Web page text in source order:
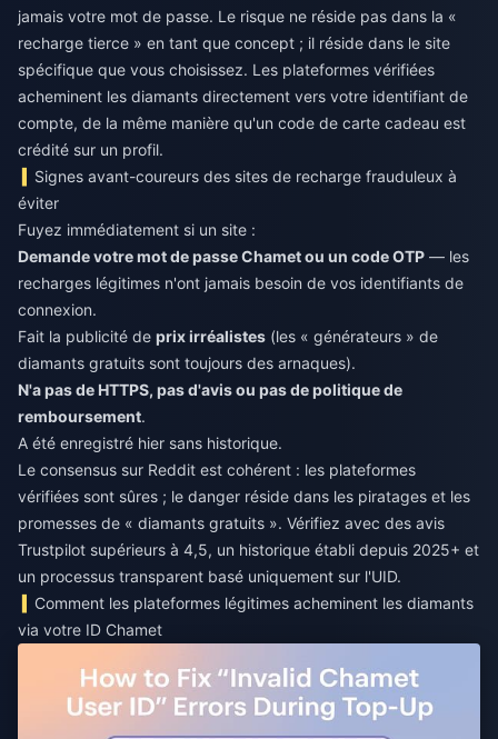
jamais votre mot de passe. Le risque ne réside pas dans la «
recharge tierce » en tant que concept ; il réside dans le site
spécifique que vous choisissez. Les plateformes vérifiées
acheminent les diamants directement vers votre identifiant de
compte, de la même manière qu'un code de carte cadeau est
crédité sur un profil.
Signes avant-coureurs des sites de recharge frauduleux à
éviter
Fuyez immédiatement si un site :
Demande votre mot de passe Chamet ou un code OTP — les
recharges légitimes n'ont jamais besoin de vos identifiants de
connexion.
Fait la publicité de prix irréalistes (les « générateurs » de
diamants gratuits sont toujours des arnaques).
N'a pas de HTTPS, pas d'avis ou pas de politique de
remboursement.
A été enregistré hier sans historique.
Le consensus sur Reddit est cohérent : les plateformes
vérifiées sont sûres ; le danger réside dans les piratages et les
promesses de « diamants gratuits ». Vérifiez avec des avis
Trustpilot supérieurs à 4,5, un historique établi depuis 2025+ et
un processus transparent basé uniquement sur l'UID.
Comment les plateformes légitimes acheminent les diamants
via votre ID Chamet